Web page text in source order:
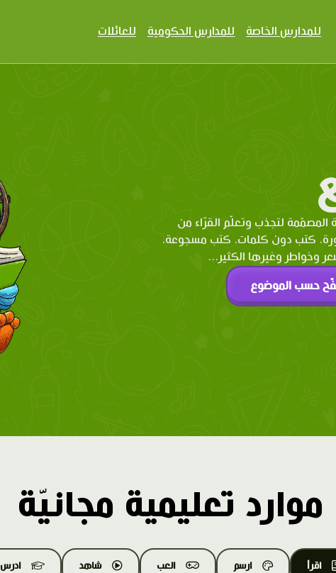
للمدارس الخاصة للمدارس الحكومية للعائلات
المصمّمة لتجذب وتعلّم القرّاء من
كتب دون كلمات، كتب مسجوعة،
وخواطر وغيرها الكثير...
حسب الموضوع
موارد تعليمية مجانيّة
اقرأ ارسم العب شاهد ادرس